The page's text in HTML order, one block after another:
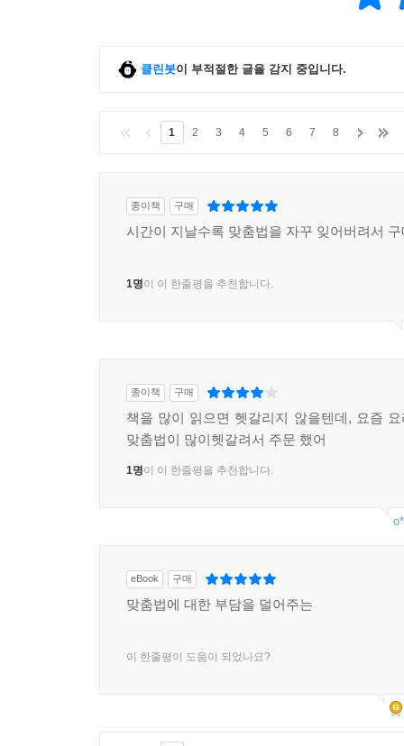
클린봇이 부적절한 글을 감지 중입니다.
1 2 3 4 5 6 7 8
종이책 구매
시간이 지날수록 맞춤법을 자꾸 잊어버려서 구
1명이 이 한줄평을 추천합니다.
종이책 구매
책을 많이 읽으면 헷갈리지 않을텐데, 요즘
맞춤법이 많이헷갈려서 주문 했어
1명이 이 한줄평을 추천합니다.
eBook 구매
맞춤법에 대한 부담을 덜어주는
이 한줄평이 도움이 되었나요?